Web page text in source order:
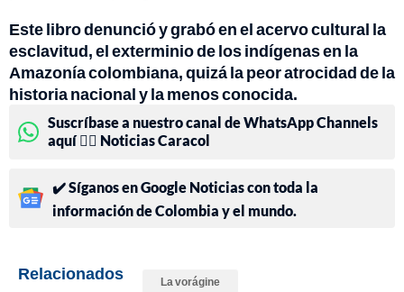
Este libro denunció y grabó en el acervo cultural la
esclavitud, el exterminio de los indígenas en la
Amazonía colombiana, quizá la peor atrocidad de la
historia nacional y la menos conocida.
Suscríbase a nuestro canal de WhatsApp Channels
aquí 👉🏻 Noticias Caracol
✔️ Síganos en Google Noticias con toda la
información de Colombia y el mundo.
Relacionados La vorágine